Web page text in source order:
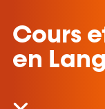
Cours
en